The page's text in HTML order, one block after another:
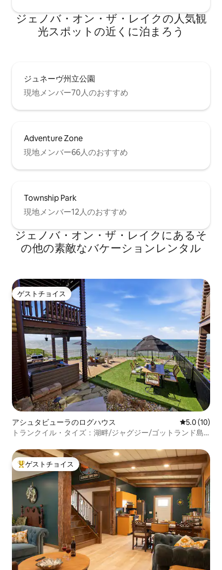
ジェノバ・オン・ザ・レイクの人気観
光スポットの近くに泊まろう
ジュネーヴ州立公園
現地メンバー70人のおすすめ
Adventure Zone
現地メンバー66人のおすすめ
Township Park
現地メンバー12人のおすすめ
ジェノバ・オン・ザ・レイクにあるそ
の他の素敵なバケーションレンタル
ゲストチョイス
ゲストチョイス
アシュタビューラのログハウス レビュー10
5.0 (10)
トランクイル・タイズ：湖畔/ジャグジー/ゴットランド島
大好評のゲストチョイスです。
ゲストチョイス